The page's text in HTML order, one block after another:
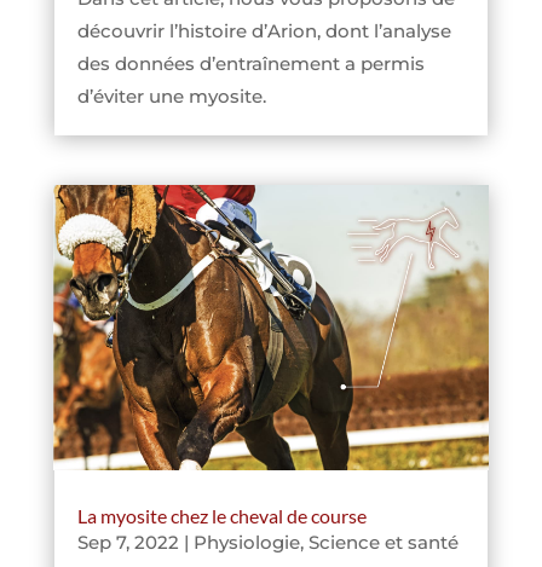
découvrir l’histoire d’Arion, dont l’analyse
des données d’entraînement a permis
d’éviter une myosite.
La myosite chez le cheval de course
Sep 7, 2022 | Physiologie, Science et santé